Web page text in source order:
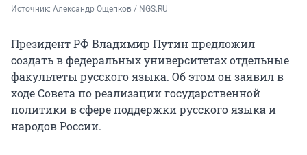
Источник: Александр Ощепков / NGS.RU
Президент РФ Владимир Путин предложил
создать в федеральных университетах отдельные
факультеты русского языка. Об этом он заявил в
ходе Совета по реализации государственной
политики в сфере поддержки русского языка и
народов России.